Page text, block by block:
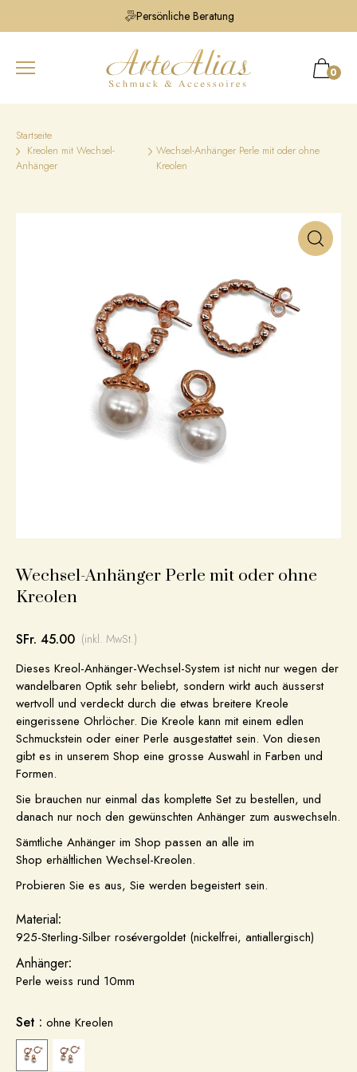
Persönliche Beratung
0
Startseite
Kreolen mit Wechsel-
Anhänger
Wechsel-Anhänger Perle mit oder ohne
Kreolen
Wechsel-Anhänger Perle mit oder ohne
Kreolen
SFr. 45.00 (inkl. MwSt.)
Dieses Kreol-Anhänger-Wechsel-System ist nicht nur wegen der
wandelbaren Optik sehr beliebt, sondern wirkt auch äusserst
wertvoll und verdeckt durch die etwas breitere Kreole
eingerissene Ohrlöcher. Die Kreole kann mit einem edlen
Schmuckstein oder einer Perle ausgestattet sein. Von diesen
gibt es in unserem Shop eine grosse Auswahl in Farben und
Formen.
Sie brauchen nur einmal das komplette Set zu bestellen, und
danach nur noch den gewünschten Anhänger zum auswechseln.
Sämtliche Anhänger im Shop passen an alle im
Shop erhältlichen Wechsel-Kreolen.
Probieren Sie es aus, Sie werden begeistert sein.
Material:
925-Sterling-Silber rosévergoldet (nickelfrei, antiallergisch)
Anhänger:
Perle weiss rund 10mm
Set : ohne Kreolen